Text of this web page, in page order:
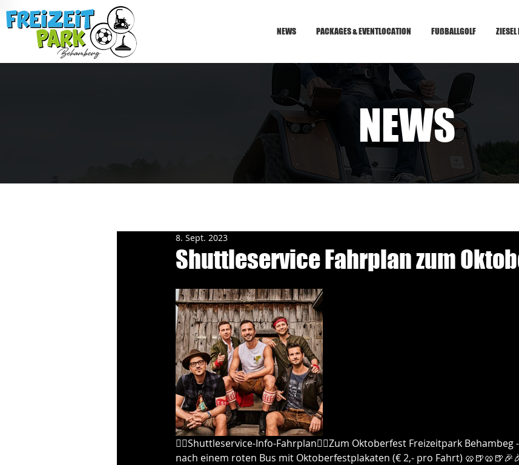
NEWS PACKAGES & EVENTLOCATION FUßBALLGOLF ZIESEL
NEWS
NEWS
Shuttleservice Fahrplan zum
8. Sept. 2023
☝🏼Shuttleservice-Info-Fahrplan☝🏼Zum Oktoberfest Freizeitpark Behambeg
nach einem roten Bus mit Oktoberfestplakaten (€ 2,- pro Fahrt)